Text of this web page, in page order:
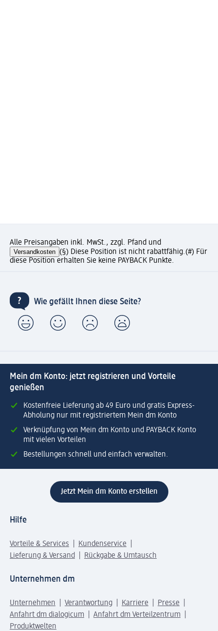
Alle Preisangaben inkl. MwSt., zzgl. Pfand und
Versandkosten (§) Diese Position ist nicht rabattfähig.(#) Für
diese Position erhalten Sie keine PAYBACK Punkte.
Wie gefällt Ihnen diese Seite?
Mein dm Konto: jetzt registrieren und Vorteile
genießen
Kostenfreie Lieferung ab 49 Euro und gratis Express-
Abholung nur mit registriertem Mein dm Konto
Verknüpfung von Mein dm Konto und PAYBACK Konto
mit vielen Vorteilen
Bestellungen schnell und einfach verwalten.
Jetzt Mein dm Konto erstellen
Hilfe
Vorteile & Services
Kundenservice
Lieferung & Versand
Rückgabe & Umtausch
Unternehmen dm
Unternehmen Verantwortung Karriere
Presse
Anfahrt dm dialogicum
Anfahrt dm Verteilzentrum
Produktwelten